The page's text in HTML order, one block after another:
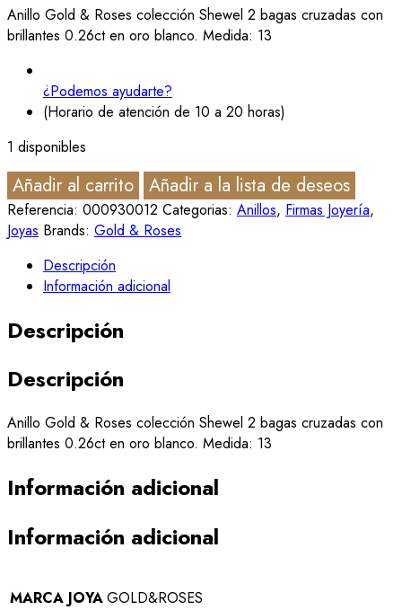
Anillo Gold & Roses colección Shewel 2 bagas cruzadas con
brillantes 0.26ct en oro blanco. Medida: 13
¿Podemos ayudarte?
(Horario de atención de 10 a 20 horas)
1 disponibles
Añadir al carrito Añadir a la lista de deseos
Referencia: 000930012 Categorias: Anillos, Firmas Joyería,
Joyas Brands: Gold & Roses
Descripción
Información adicional
Descripción
Descripción
Anillo Gold & Roses colección Shewel 2 bagas cruzadas con
brillantes 0.26ct en oro blanco. Medida: 13
Información adicional
Información adicional
MARCA JOYAGOLD&ROSES